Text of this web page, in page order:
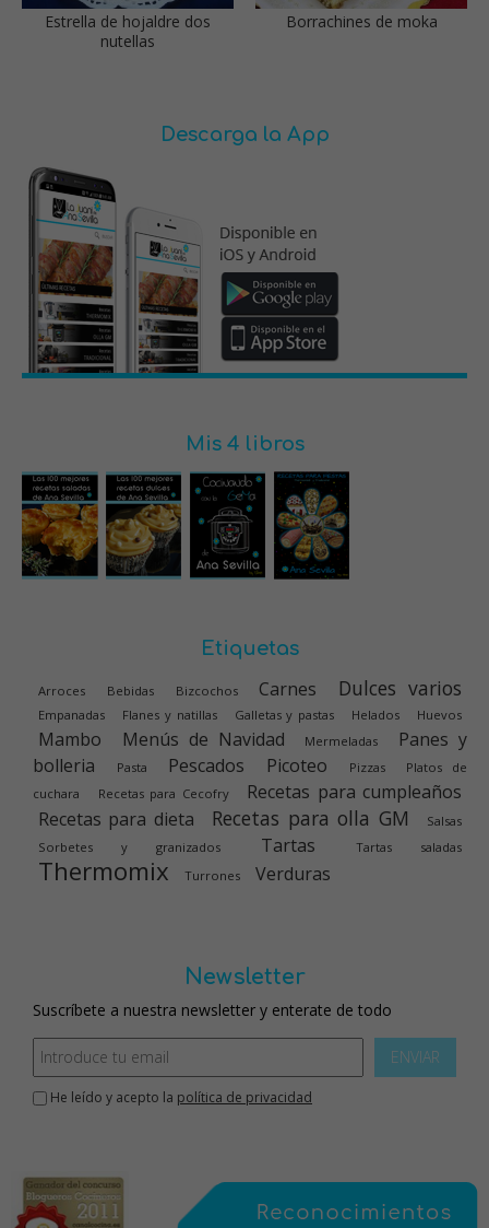
Estrella de hojaldre dos
nutellas
Borrachines de moka
Descarga la App
Mis 4 libros
Etiquetas
Arroces Bebidas Bizcochos Carnes Dulces varios
Empanadas Flanes y natillas Galletas y pastas Helados Huevos
Mambo Menús de Navidad Mermeladas
Panes y
bolleria
Pasta Pescados Picoteo Pizzas
Platos de
cuchara
Recetas para Cecofry
Recetas para cumpleaños
Recetas para dieta
Recetas para olla GM
Salsas
Sorbetes y granizados
Tartas Tartas saladas
Thermomix Turrones Verduras
Newsletter
Suscríbete a nuestra newsletter y enterate de todo
ENVIAR
He leído y acepto la política de privacidad